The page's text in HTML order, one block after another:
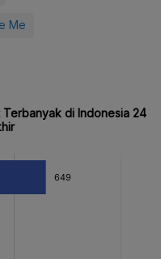
Me